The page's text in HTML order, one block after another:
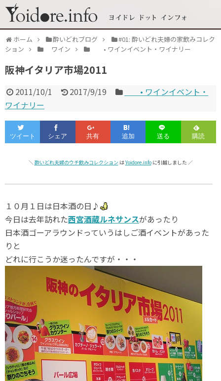
ホーム 酔いどれブログ
#01: 酔いどれ夫婦の家飲みコレク
ション
ワイン • ワインイベント・ワイナリー
阪神イタリア市場2011
2011/10/1 2017/9/19
• ワインイベント・
ワイナリー
＼ 酔いどれ夫婦のウチ飲みコレクション はYoidore.infoに引越しました ／
１０月１日は日本酒の日♪
今日は去年訪れた西宮酒蔵ルネサンスがあったり
日本酒ゴーアラウンドっていうはしご酒イベントがあった
りと
どれに行こうか迷ったんですが・・・